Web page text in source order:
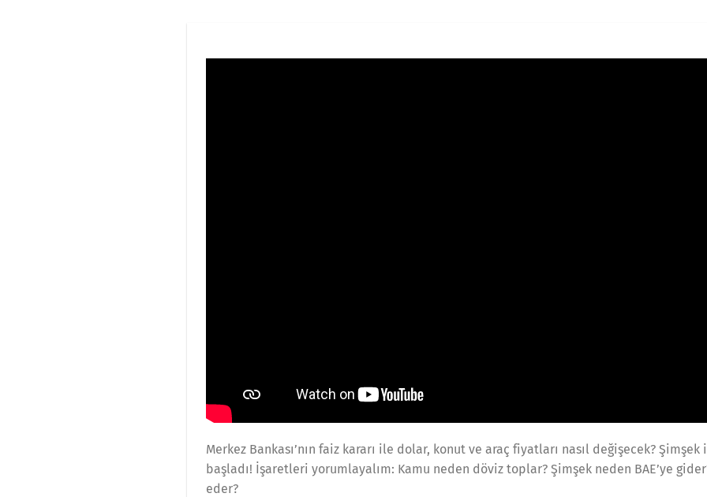
Merkez Bankası’nın faiz kararı ile dolar, konut ve araç fiyatları nasıl değişecek?
başladı! İşaretleri yorumlayalım: Kamu neden döviz toplar? Şimşek neden BAE’ye
eder?